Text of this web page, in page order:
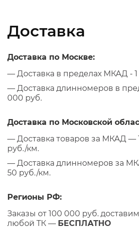
Доставка
Доставка по Москве:
— Доставка в пределах МКАД - 1
— Доставка длинномеров в
000 руб.
Доставка по Московской
— Доставка товаров за МКАД —
руб./км.
— Доставка длинномеров за
50 руб./км.
Регионы РФ:
Заказы от 100 000 руб.
любой ТК — БЕСПЛАТНО